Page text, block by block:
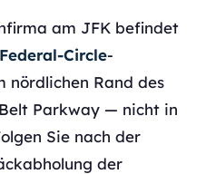
am JFK befindet
Federal-Circle-
nördlichen Rand des
Parkway — nicht in
Sie nach der
der